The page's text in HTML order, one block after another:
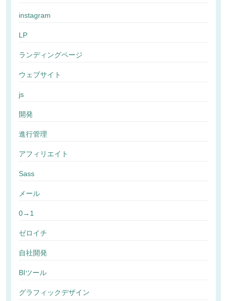
instagram
LP
ランディングページ
ウェブサイト
js
開発
進行管理
アフィリエイト
Sass
メール
0→1
ゼロイチ
自社開発
BIツール
グラフィックデザイン